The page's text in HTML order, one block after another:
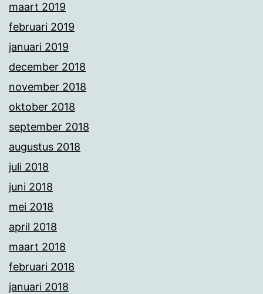
maart 2019
februari 2019
januari 2019
december 2018
november 2018
oktober 2018
september 2018
augustus 2018
juli 2018
juni 2018
mei 2018
april 2018
maart 2018
februari 2018
januari 2018